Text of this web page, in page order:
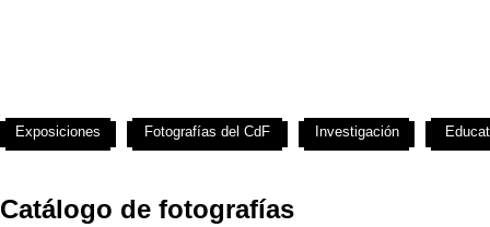
Catálogo de fotografías
Exposiciones Fotografías del CdF Investigación